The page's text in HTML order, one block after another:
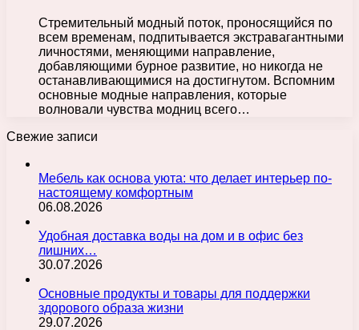
Стремительный модный поток, проносящийся по
всем временам, подпитывается экстравагантными
личностями, меняющими направление,
добавляющими бурное развитие, но никогда не
останавливающимися на достигнутом. Вспомним
основные модные направления, которые
волновали чувства модниц всего…
Свежие записи
Мебель как основа уюта: что делает интерьер по-
настоящему комфортным
06.08.2026
Удобная доставка воды на дом и в офис без
лишних…
30.07.2026
Основные продукты и товары для поддержки
здорового образа жизни
29.07.2026